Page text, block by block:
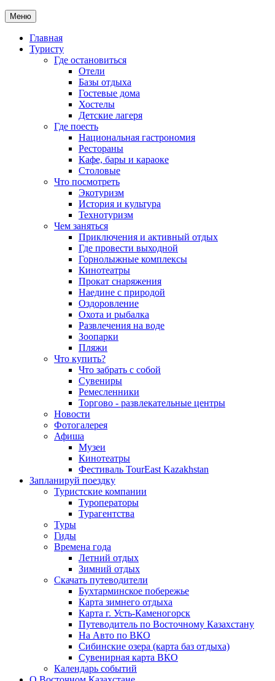
Меню
Главная
Туристу
Где остановиться
Отели
Базы отдыха
Гостевые дома
Хостелы
Детские лагеря
Где поесть
Национальная гастрономия
Рестораны
Кафе, бары и караоке
Столовые
Что посмотреть
Экотуризм
История и культура
Технотуризм
Чем заняться
Приключения и активный отдых
Где провести выходной
Горнолыжные комплексы
Кинотеатры
Прокат снаряжения
Наедине с природой
Оздоровление
Охота и рыбалка
Развлечения на воде
Зоопарки
Пляжи
Что купить?
Что забрать с собой
Сувениры
Ремесленники
Торгово - развлекательные центры
Новости
Фотогалерея
Афиша
Музеи
Кинотеатры
Фестиваль TourEast Kazakhstan
Запланируй поездку
Туристские компании
Туроператоры
Турагентства
Туры
Гиды
Времена года
Летний отдых
Зимний отдых
Скачать путеводители
Бухтарминское побережье
Карта зимнего отдыха
Карта г. Усть-Каменогорск
Путеводитель по Восточному Казахстану
На Авто по ВКО
Сибинские озера (карта баз отдыха)
Сувенирная карта ВКО
Календарь событий